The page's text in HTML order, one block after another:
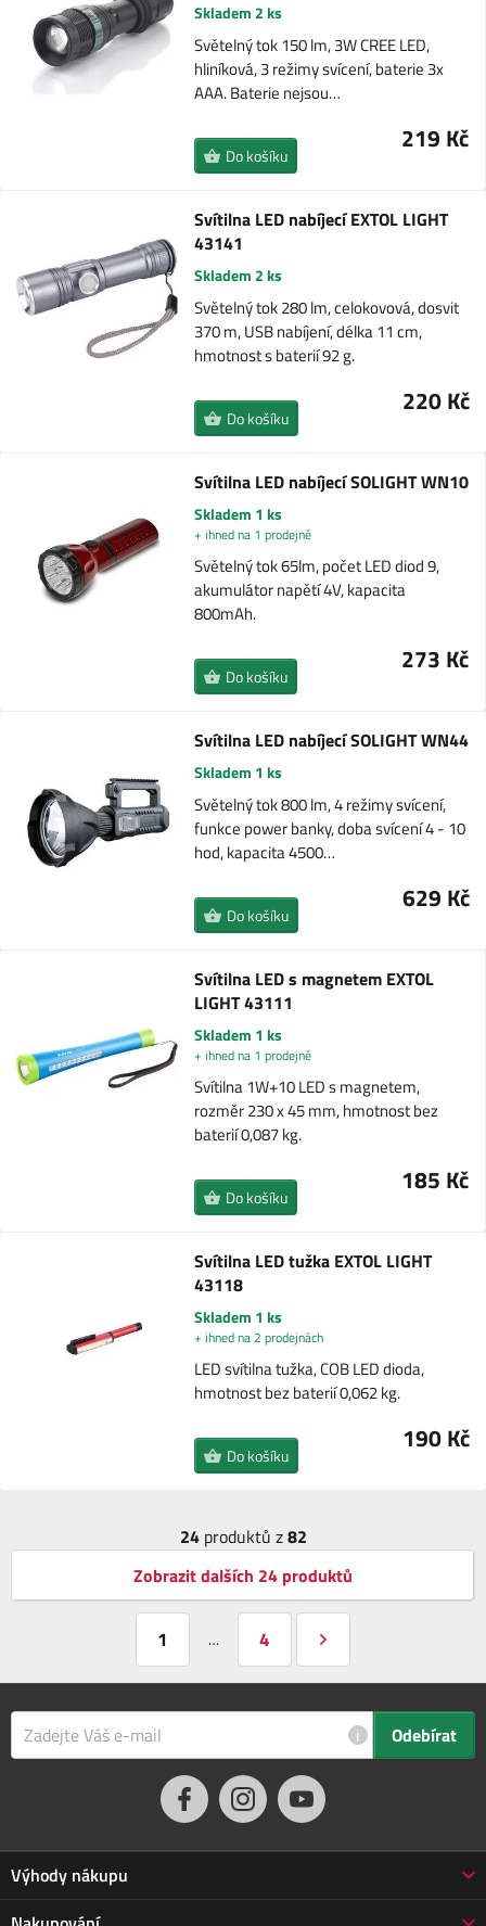
Skladem 2 ks
Světelný tok 150 lm, 3W CREE LED,
hliníková, 3 režimy svícení, baterie 3x
AAA. Baterie nejsou…
219 Kč
Do košíku
Svítilna LED nabíjecí EXTOL LIGHT
43141
Skladem 2 ks
Světelný tok 280 lm, celokovová, dosvit
370 m, USB nabíjení, délka 11 cm,
hmotnost s baterií 92 g.
220 Kč
Do košíku
Svítilna LED nabíjecí SOLIGHT WN10
Skladem 1 ks
+ ihned na 1 prodejně
Světelný tok 65lm, počet LED diod 9,
akumulátor napětí 4V, kapacita
800mAh.
273 Kč
Do košíku
Svítilna LED nabíjecí SOLIGHT WN44
Skladem 1 ks
Světelný tok 800 lm, 4 režimy svícení,
funkce power banky, doba svícení 4 - 10
hod, kapacita 4500…
629 Kč
Do košíku
Svítilna LED s magnetem EXTOL
LIGHT 43111
Skladem 1 ks
+ ihned na 1 prodejně
Svítilna 1W+10 LED s magnetem,
rozměr 230 x 45 mm, hmotnost bez
baterií 0,087 kg.
185 Kč
Do košíku
Svítilna LED tužka EXTOL LIGHT
43118
Skladem 1 ks
+ ihned na 2 prodejnách
LED svítilna tužka, COB LED dioda,
hmotnost bez baterií 0,062 kg.
190 Kč
Do košíku
24produktů z82
Zobrazit dalších 24 produktů
1 … 4
i Odebírat
Výhody nákupu
Proč nakupovat u nás